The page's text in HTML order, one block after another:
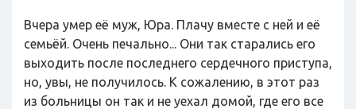
Вчера умер её муж, Юра. Плачу вместе с ней и её
семьёй. Очень печально... Они так старались его
выходить после последнего сердечного приступа,
но, увы, не получилось. К сожалению, в этот раз
из больницы он так и не уехал домой, где его все